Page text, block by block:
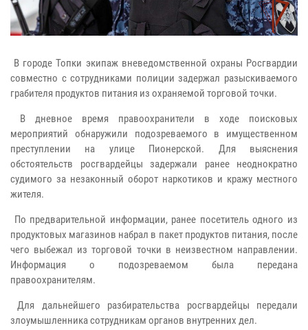
В городе Топки экипаж вневедомственной охраны Росгвардии
совместно с сотрудниками полиции задержал разыскиваемого
грабителя продуктов питания из охраняемой торговой точки.
В дневное время правоохранители в ходе поисковых
мероприятий обнаружили подозреваемого в имущественном
преступлении на улице Пионерской. Для выяснения
обстоятельств росгвардейцы задержали ранее неоднократно
судимого за незаконный оборот наркотиков и кражу местного
жителя.
По предварительной информации, ранее посетитель одного из
продуктовых магазинов набрал в пакет продуктов питания, после
чего выбежал из торговой точки в неизвестном направлении.
Информация о подозреваемом была передана
правоохранителям.
Для дальнейшего разбирательства росгвардейцы передали
злоумышленника сотрудникам органов внутренних дел.